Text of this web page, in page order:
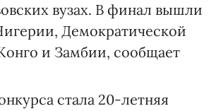
вузах. В финал вышли
Демократической
и Замбии, сообщает
стала 20-летняя